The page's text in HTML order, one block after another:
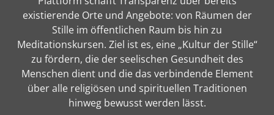
existierende Orte und Angebote: von Räumen der
Stille im öffentlichen Raum bis hin zu
Meditationskursen. Ziel ist es, eine „Kultur der Stille“
zu fördern, die der seelischen Gesundheit des
Menschen dient und die das verbindende Element
über alle religiösen und spirituellen Traditionen
hinweg bewusst werden lässt.